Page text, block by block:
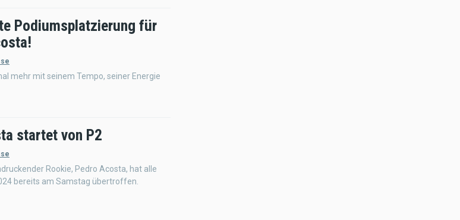
Podiumsplatzierung für
mehr mit seinem Tempo, seiner Energie
startet von P2
Rookie, Pedro Acosta, hat alle
bereits am Samstag übertroffen.